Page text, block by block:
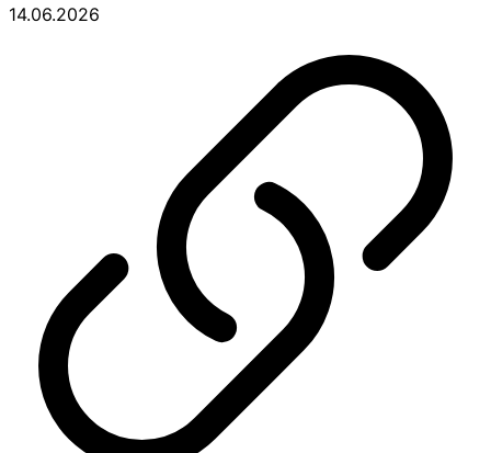
14.06.2026